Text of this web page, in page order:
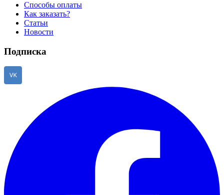
Способы оплаты
Как заказать?
Статьи
Новости
Подписка